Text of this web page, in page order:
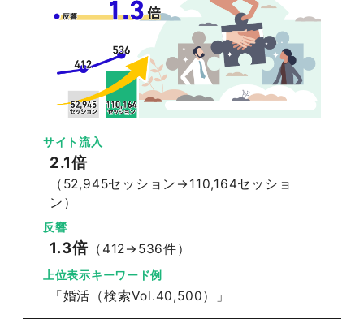
サイト流入
2.1倍
（52,945セッション→110,164セッショ
ン）
反響
1.3倍 （412→536件）
上位表示キーワード例
「婚活（検索Vol.40,500）」